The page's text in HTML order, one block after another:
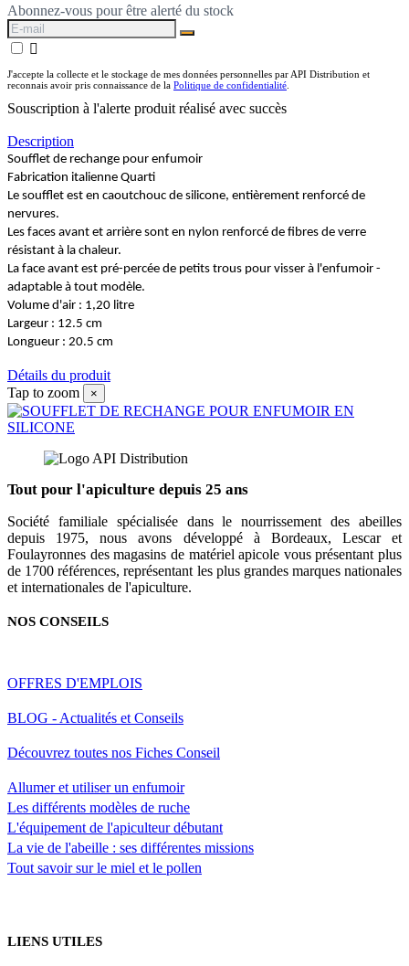
Abonnez-vous pour être alerté du stock

J'accepte la collecte et le stockage de mes données personnelles par API Distribution et
reconnais avoir pris connaissance de la Politique de confidentialité.
Souscription à l'alerte produit réalisé avec succès
Description
Soufflet de rechange pour enfumoir
Fabrication italienne Quarti
Le soufflet est en caoutchouc de silicone, entièrement renforcé de
nervures.
Les faces avant et arrière sont en nylon renforcé de fibres de verre
résistant à la chaleur.
La face avant est pré-percée de petits trous pour visser à l'enfumoir -
adaptable à tout modèle.
Volume d'air : 1,20 litre
Largeur : 12.5 cm
Longueur : 20.5 cm
Détails du produit
Tap to zoom
×
Tout pour l'apiculture depuis 25 ans
Société familiale spécialisée dans le nourrissement des abeilles
depuis 1975, nous avons développé à Bordeaux, Lescar et
Foulayronnes des magasins de matériel apicole vous présentant plus
de 1700 références, représentant les plus grandes marques nationales
et internationales de l'apiculture.
NOS CONSEILS
OFFRES D'EMPLOIS
BLOG - Actualités et Conseils
Découvrez toutes nos Fiches Conseil
Allumer et utiliser un enfumoir
Les différents modèles de ruche
L'équipement de l'apiculteur débutant
La vie de l'abeille : ses différentes missions
Tout savoir sur le miel et le pollen
LIENS UTILES